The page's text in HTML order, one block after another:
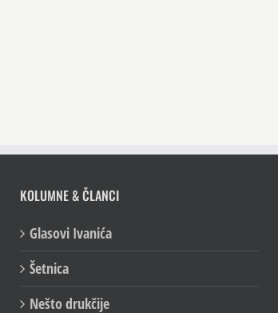
KOLUMNE & ČLANCI
Glasovi Ivanića
Šetnica
Nešto drukčije